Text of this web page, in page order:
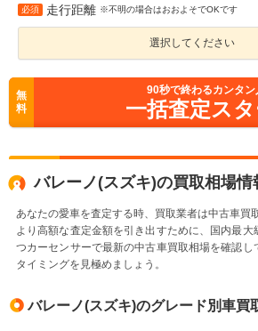
必須 走行距離 ※不明の場合はおおよそでOKです
選択してください
無
料
90秒で終わるカンタン
一括査定スタ
バレーノ(スズキ)の買取相場情
あなたの愛車を査定する時、買取業者は中古車買
より高額な査定金額を引き出すために、国内最
つカーセンサーで最新の中古車買取相場を確認し
タイミングを見極めましょう。
バレーノ(スズキ)のグレード別車買